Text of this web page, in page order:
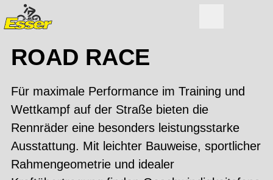
ROAD RACE
Für maximale Performance im Training und
Wettkampf auf der Straße bieten die
Rennräder eine besonders leistungsstarke
Ausstattung. Mit leichter Bauweise, sportlicher
Rahmengeometrie und idealer